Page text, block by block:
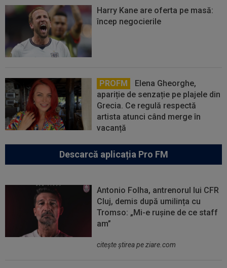
Harry Kane are oferta pe masă:
încep negocierile
PROFM
Elena Gheorghe,
apariție de senzație pe plajele din
Grecia. Ce regulă respectă
artista atunci când merge în
vacanță
Descarcă aplicația Pro FM
Antonio Folha, antrenorul lui CFR
Cluj, demis după umilința cu
Tromso: „Mi-e rușine de ce staff
am”
citeşte ştirea pe ziare.com